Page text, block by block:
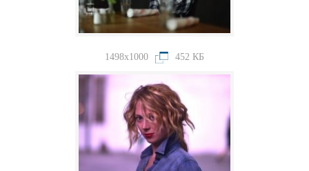
1498x1000 452 КБ